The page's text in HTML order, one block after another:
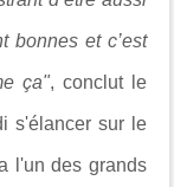
bonnes et c’est
ça", conclut le
s'élancer sur le
l'un des grands